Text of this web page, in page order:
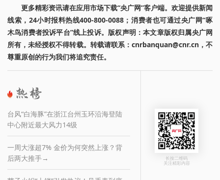
更多精彩资讯请在应用市场下载“央广网”客户端。欢迎提供新闻
线索，24小时报料热线400-800-0088；消费者也可通过央广网“啄
木鸟消费者投诉平台”线上投诉。版权声明：本文章版权归属央广网
所有，未经授权不得转载。转载请联系：cnrbanquan@cnr.cn，不
尊重原创的行为我们将追究责任。
台风“白海豚”在浙江台州玉环沿海登陆
中心附近最大风力14级
一周大涨超7% 金价为何突然上涨？背
后两大推手→
长按二维码
关注精彩内容